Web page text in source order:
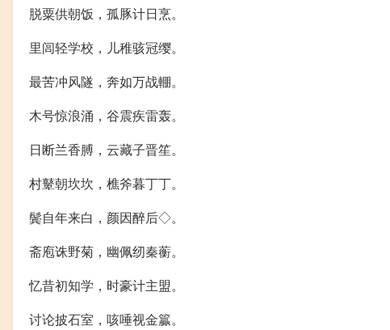
脱粟供朝饭，孤豚计日烹。
里闾轻学校，儿稚骇冠缨。
最苦冲风隧，奔如万战輣。
木号惊浪涌，谷震疾雷轰。
日断兰香膊，云藏子晋笙。
村鼙朝坎坎，樵斧暮丁丁。
鬓自年来白，颜因醉后◇。
斋庖诛野菊，幽佩纫秦蘅。
忆昔初知学，时豪计主盟。
讨论披石室，咳唾视金籯。